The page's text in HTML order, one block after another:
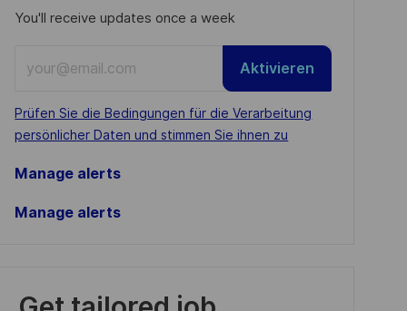
You'll receive updates once a week
Email
address
(Required)
Required
Prüfen Sie die Bedingungen für die Verarbeitung
persönlicher Daten und stimmen Sie ihnen zu
Aktivieren
Manage alerts
Manage alerts